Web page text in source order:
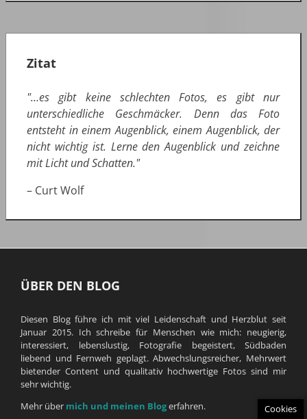
Zitat
"…es gibt keine schlechten Fotos, es gibt nur
unterschiedliche Geschmäcker. Denn das Foto
entsteht in einem Augenblick, einem Augenblick, der
nicht wichtig ist. Lerne den Augenblick und zeichne
mit Licht und Schatten."
– Curt Wolf
ÜBER DEN BLOG
Diesen Blog führe ich mit viel Leidenschaft und Herzblut seit
Januar 2015. Ich schreibe für Menschen wie mich: neugierig,
interessiert, lebenslustig, Fotografie begeistert, Südbaden
liebend und Fernweh geplagt. Abwechslungsreicher, Mehrwert
bietender Content und qualitativ hochwertige Fotos sind mir
sehr wichtig.
Mehr über mich und meinen Blogerfahren. Cookies